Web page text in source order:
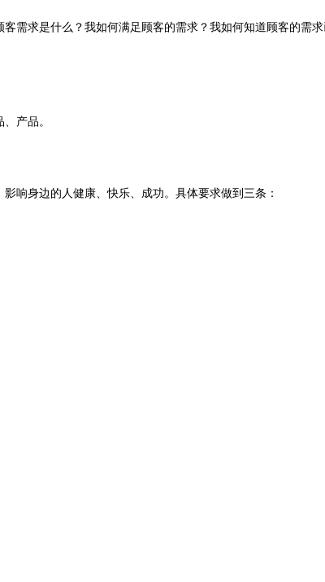
需求是什么？我如何满足顾客的需求？我如何知道顾客的需
产品。
影响身边的人健康、快乐、成功。具体要求做到三条：